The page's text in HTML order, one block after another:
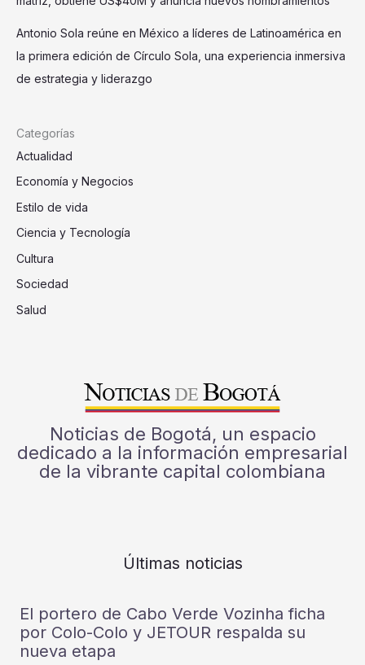
Antonio Sola reúne en México a líderes de Latinoamérica en
la primera edición de Círculo Sola, una experiencia inmersiva
de estrategia y liderazgo
Categorías
Actualidad
Economía y Negocios
Estilo de vida
Ciencia y Tecnología
Cultura
Sociedad
Salud
Noticias de Bogotá, un espacio
dedicado a la información empresarial
de la vibrante capital colombiana
Últimas noticias
El portero de Cabo Verde Vozinha ficha
por Colo-Colo y JETOUR respalda su
nueva etapa